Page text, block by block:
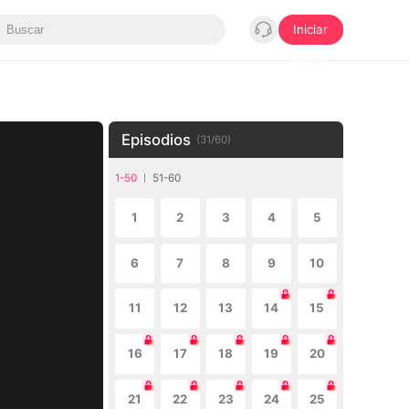
Iniciar
Episodios (31/60)
1-50 51-60
1 2 3 4 5
6 7 8 9 10
11 12 13 14 15
16 17 18 19 20
21 22 23 24 25